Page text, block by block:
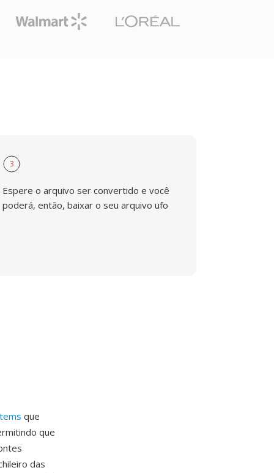
3
Espere o arquivo ser convertido e você
poderá, então, baixar o seu arquivo ufo
que
que
das